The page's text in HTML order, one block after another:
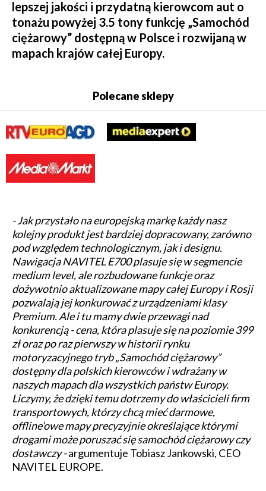
lepszej jakości i przydatną kierowcom aut o
tonażu powyżej 3.5 tony funkcję „Samochód
ciężarowy” dostępną w Polsce i rozwijaną w
mapach krajów całej Europy.
Polecane sklepy
- Jak przystało na europejską markę każdy nasz
kolejny produkt jest bardziej dopracowany, zarówno
pod względem technologicznym, jak i designu.
Nawigacja NAVITEL E700 plasuje się w segmencie
medium level, ale rozbudowane funkcje oraz
dożywotnio aktualizowane mapy całej Europy i Rosji
pozwalają jej konkurować z urządzeniami klasy
Premium. Ale i tu mamy dwie przewagi nad
konkurencją - cena, która plasuje się na poziomie 399
zł oraz po raz pierwszy w historii rynku
motoryzacyjnego tryb „Samochód ciężarowy”
dostępny dla polskich kierowców i wdrażany w
naszych mapach dla wszystkich państw Europy.
Liczymy, że dzięki temu dotrzemy do właścicieli firm
transportowych, którzy chcą mieć darmowe,
offline’owe mapy precyzyjnie określające którymi
drogami może poruszać się samochód ciężarowy czy
dostawczy -argumentuje Tobiasz Jankowski, CEO
NAVITEL EUROPE.